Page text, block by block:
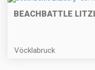
BEACHBATTLE
Vöcklabruck